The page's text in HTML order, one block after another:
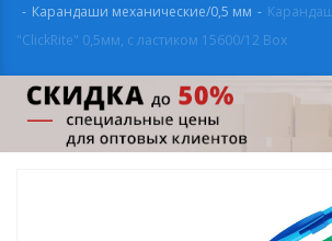
- Карандаши механические/0,5 мм -
"ClickRite" 0,5мм, с ластиком 15600/12 Box